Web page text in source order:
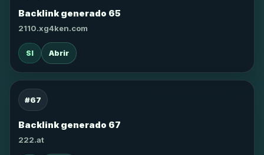
Backlink generado 65
2110.xg4ken.com
SI Abrir
#67
Backlink generado 67
222.at